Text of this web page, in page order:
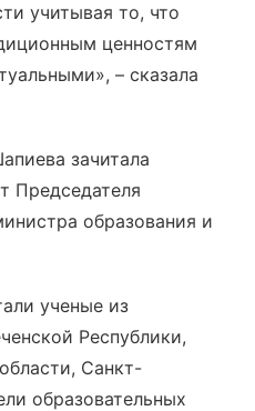
учитывая то, что
ценностям
– сказала
зачитала
Председателя
образования и
ученые из
Республики,
Санкт-
образовательных